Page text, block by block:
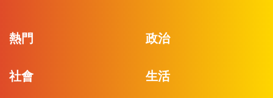
熱門 政治
社會 生活